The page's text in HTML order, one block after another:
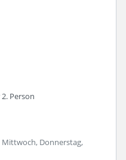
Person
Mittwoch, Donnerstag,